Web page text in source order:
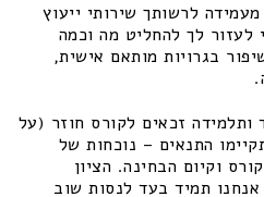
לרשותך שירותי ייעוץ
לעזור לך להחליט מה וכמה
בגרויות מותאם אישית,
ותלמידה זכאים לקורס חוזר (על
התנאים – נוכחות של
הקורס וקיום הבחינה. הציון
תמיד בעד לנסות שוב